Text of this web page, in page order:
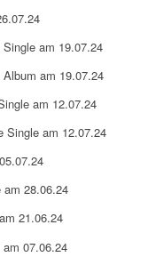
am 19.07.24
am 19.07.24
am 12.07.24
Single am 12.07.24
am 28.06.24
21.06.24
07.06.24